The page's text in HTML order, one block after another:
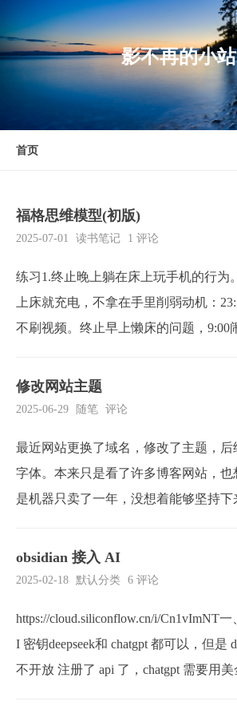
影不再的小站
首页
福格思维模型(初版)
2025-07-01 读书笔记 1 评论
练习1.终止晚上躺在床上玩手机的行为
上床就充电，不拿在手里削弱动机：
不刷视频。终止早上懒床的问题，9:00
你自己 （你想要）你希望通过采取行动
受到的惩罚 （萝卜加大棒）你周遭的环境，例如所有人都
修改网站主题
2025-06-29 随笔 评论
最近网站更换了域名，修改了主题，
字体。本来只是看了许多博客网站，也
是机器只卖了一年，没想着能够坚持
obsidian 接入 AI
2025-02-18 默认分类 6 评论
https://cloud.siliconflow.cn/i/Cn1vImNT
I 密钥deepseek和 chatgpt 都可以，但是
不开放 注册了 api 了，chatgpt 需要用